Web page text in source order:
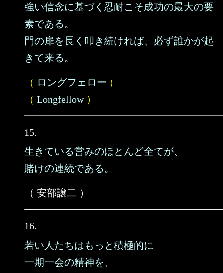
強い信念に基づく忍耐こそ成功の最大の要
素である。
門の扉を長く叩き続ければ、必ず誰かが起
きて来る。
（ ロングフェロー ）
（ Longfellow）
15.
生きている営みのほとんど全てが、
賭けの連続である。
（ 安部譲二 ）
16.
若い人たちはもっと積極的に
一期一会の精神を、